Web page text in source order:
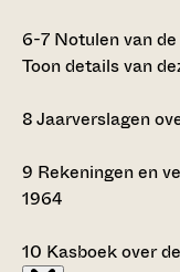
6-7 Notulen van
Toon details van
8Jaarverslagen
9 Rekeningen en
1964
10 Kasboek over